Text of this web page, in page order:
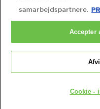
sitemap
kontakt vores
Country
samarbejdspartnere.
Cookie -
Accepter